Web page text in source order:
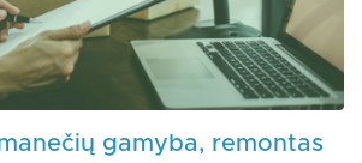
gamyba, remontas